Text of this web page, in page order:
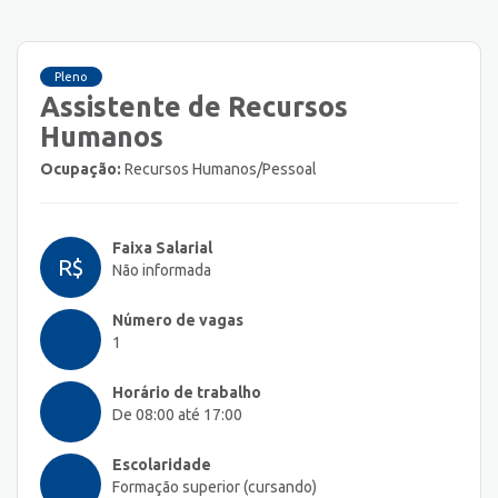
Pleno
Assistente de Recursos
Humanos
Ocupação: Recursos Humanos/Pessoal
R$
Faixa Salarial
Não informada
Número de vagas
1
Horário de trabalho
De 08:00 até 17:00
Escolaridade
Formação superior (cursando)